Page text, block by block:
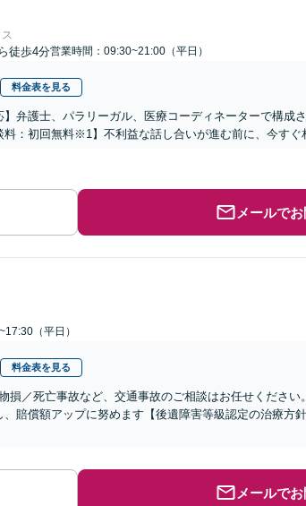
徒歩4分営業時間：09:30~21:00（平日）
料金表を見る
】弁護士、パラリーガル、医療コーディネーターで構成
：初回無料※1】不利益な話し合いが進む前に、今すぐ
メールで
（平日）
料金表を見る
損／死亡事故など、交通事故のご相談はお任せくださ
賠償額アップに努めます【後遺障害等級認定の治療方
メールで